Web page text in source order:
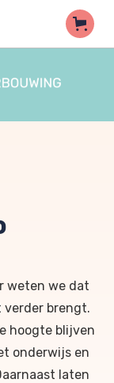
weten we dat
verder brengt.
hoogte blijven
onderwijs en
laten